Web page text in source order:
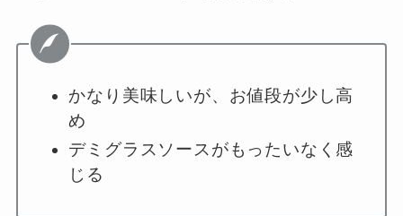
かなり美味しいが、お値段が少し高
め
デミグラスソースがもったいなく感
じる